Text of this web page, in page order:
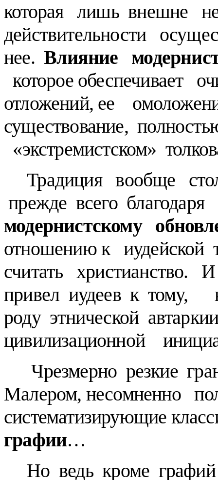
которая лишь внешне
действительности
нее.Влияние
которое обеспечивает
отложений, ее
существование,
«экстремистском»
Традиция вообще
прежде всего
модернистскому
отношению к
считать христианство.
привел иудеев к тому,
роду этнической
цивилизационной
Чрезмерно резкие
Малером, несомненно
систематизирующие
графии…
Но ведь кроме